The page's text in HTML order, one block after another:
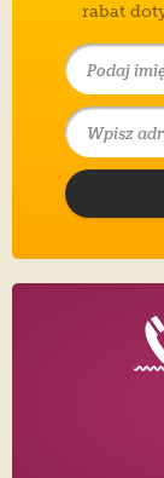
rabat